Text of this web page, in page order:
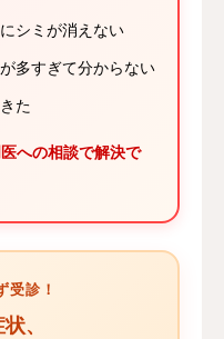
シミが消えない
多すぎて分からない
た
への相談で解決で
受診！
、